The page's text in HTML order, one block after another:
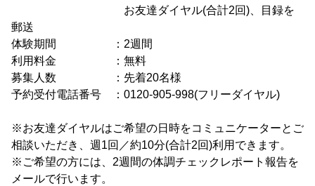
お友達ダイヤル(合計2回)、目録を
郵送
体験期間 ：2週間
利用料金 ：無料
募集人数 ：先着20名様
予約受付電話番号 ：0120-905-998(フリーダイヤル)
※お友達ダイヤルはご希望の日時をコミュニケーターとご
相談いただき、週1回／約10分(合計2回)利用できます。
※ご希望の方には、2週間の体調チェックレポート報告を
メールで行います。